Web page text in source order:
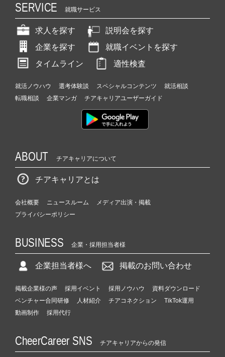
SERVICE 就職サービス
求人を探す
説明会を探す
企業を探す
就職イベントを探す
タイムライン
適性検査
就活ノウハウ 選考体験談 スペシャルコンテンツ
就活相談
転職相談
企業マンガ チアキャリアユーザーガイド
ABOUT チアキャリアについて
チアキャリアとは
会社概要 ニュースルーム
メディア出演・掲載
プライバシーポリシー
BUSINESS 企業・採用担当者様
企業担当者様へ 掲載のお問い合わせ
掲載企業様の声 採用イベント 採用ノウハウ
資料ダウンロード
ベンチャー合同研修
人材紹介 チアコネクション
TikTok運用
動画制作
採用代行
CheerCareer SNS チアキャリアからの発信